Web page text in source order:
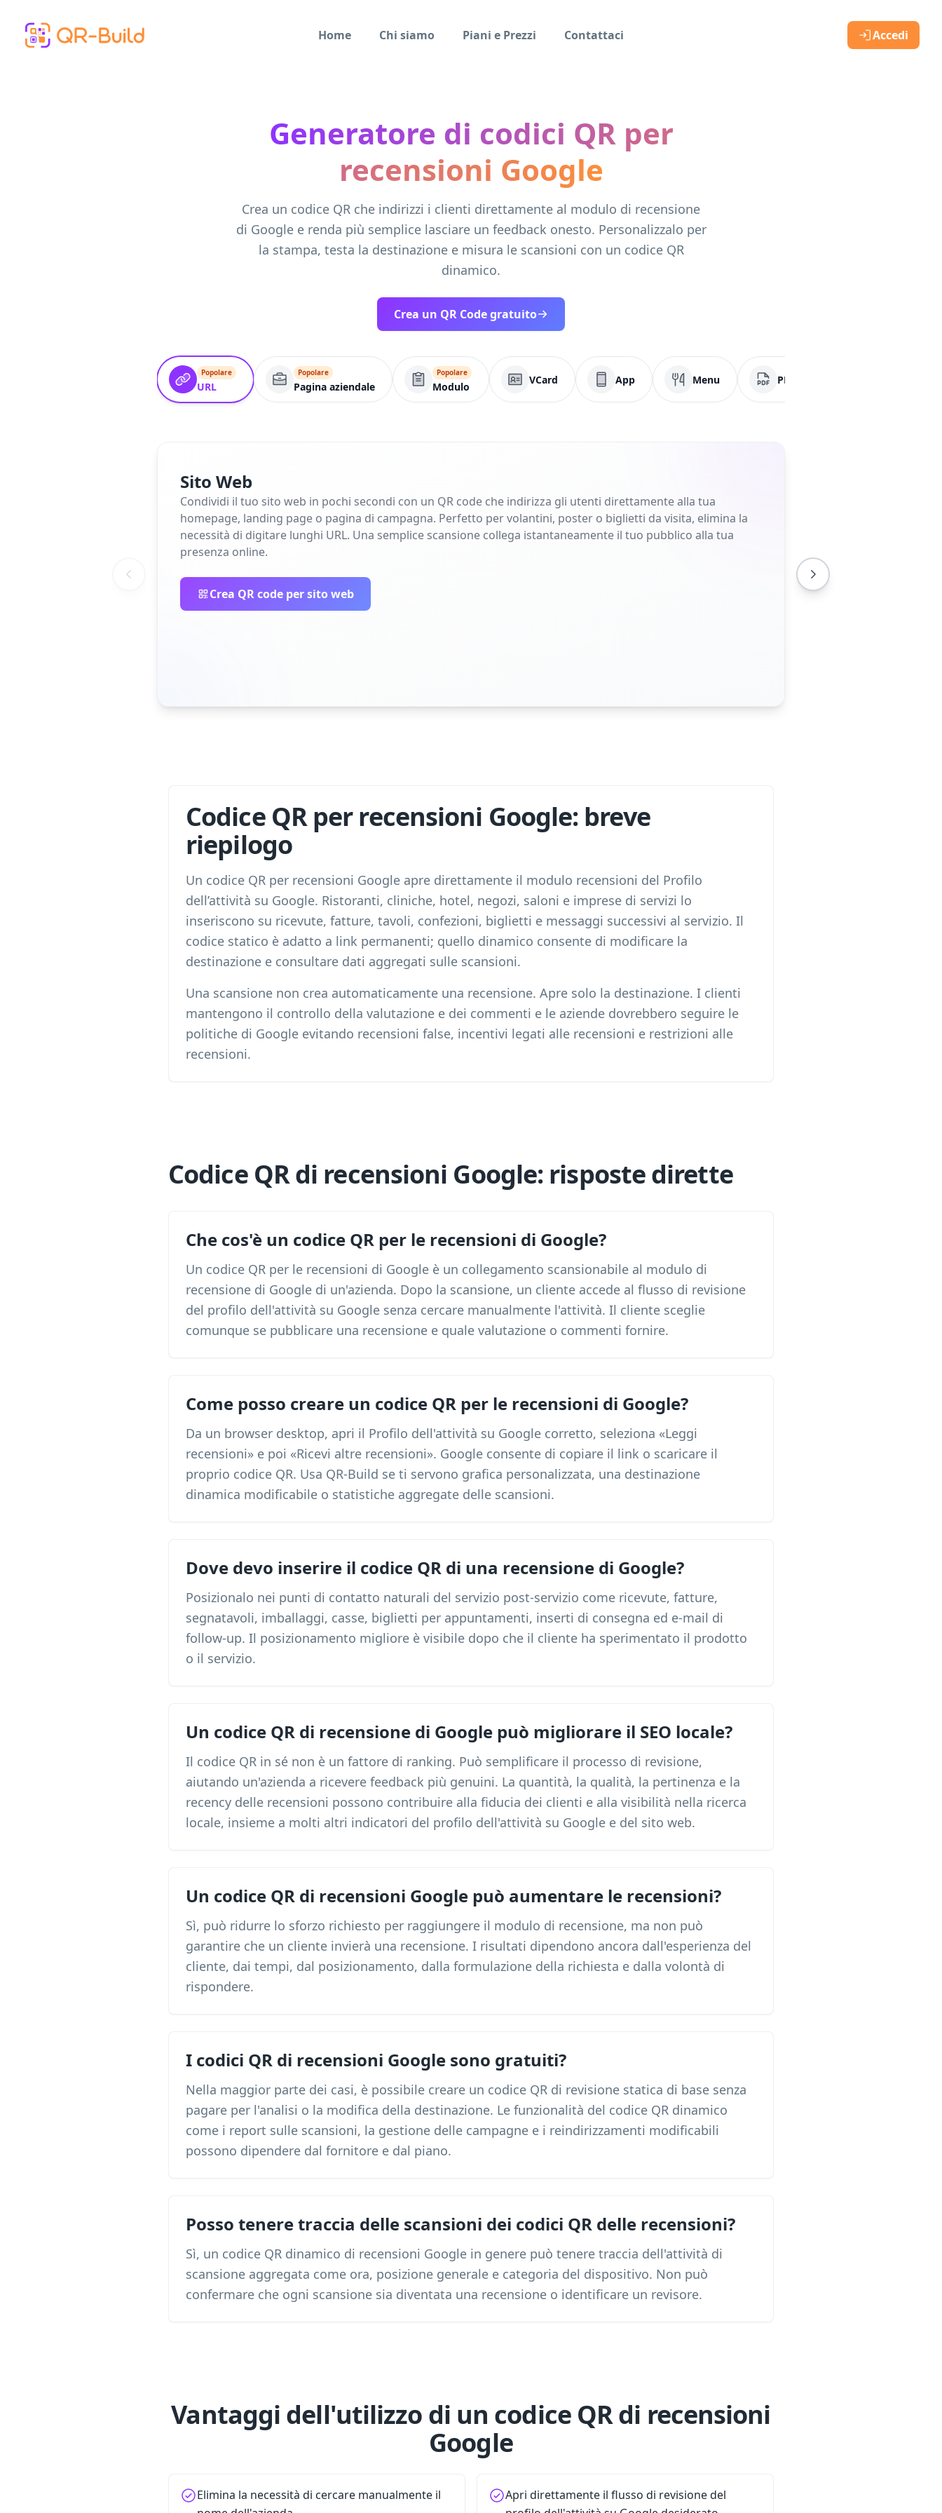
Home
Chi siamo Piani e Prezzi Contattaci Accedi
Generatore di codici QR per
recensioni Google
Crea un codice QR che indirizzi i clienti direttamente al modulo di recensione
di Google e renda più semplice lasciare un feedback onesto. Personalizzalo per
la stampa, testa la destinazione e misura le scansioni con un codice QR
dinamico.
Crea un QR Code gratuito
Popolare
URL
Popolare
Pagina aziendale
Popolare
Modulo
VCard App Menu PDF
Sito Web
Condividi il tuo sito web in pochi secondi con un QR code che indirizza gli utenti direttamente alla tua
homepage, landing page o pagina di campagna. Perfetto per volantini, poster o biglietti da visita, elimina la
necessità di digitare lunghi URL. Una semplice scansione collega istantaneamente il tuo pubblico alla tua
presenza online.
Crea QR code per sito web
Codice QR per recensioni Google: breve
riepilogo
Un codice QR per recensioni Google apre direttamente il modulo recensioni del Profilo
dell’attività su Google. Ristoranti, cliniche, hotel, negozi, saloni e imprese di servizi lo
inseriscono su ricevute, fatture, tavoli, confezioni, biglietti e messaggi successivi al servizio. Il
codice statico è adatto a link permanenti; quello dinamico consente di modificare la
destinazione e consultare dati aggregati sulle scansioni.
Una scansione non crea automaticamente una recensione. Apre solo la destinazione. I clienti
mantengono il controllo della valutazione e dei commenti e le aziende dovrebbero seguire le
politiche di Google evitando recensioni false, incentivi legati alle recensioni e restrizioni alle
recensioni.
Codice QR di recensioni Google: risposte dirette
Che cos'è un codice QR per le recensioni di Google?
Un codice QR per le recensioni di Google è un collegamento scansionabile al modulo di
recensione di Google di un'azienda. Dopo la scansione, un cliente accede al flusso di revisione
del profilo dell'attività su Google senza cercare manualmente l'attività. Il cliente sceglie
comunque se pubblicare una recensione e quale valutazione o commenti fornire.
Come posso creare un codice QR per le recensioni di Google?
Da un browser desktop, apri il Profilo dell'attività su Google corretto, seleziona «Leggi
recensioni» e poi «Ricevi altre recensioni». Google consente di copiare il link o scaricare il
proprio codice QR. Usa QR-Build se ti servono grafica personalizzata, una destinazione
dinamica modificabile o statistiche aggregate delle scansioni.
Dove devo inserire il codice QR di una recensione di Google?
Posizionalo nei punti di contatto naturali del servizio post-servizio come ricevute, fatture,
segnatavoli, imballaggi, casse, biglietti per appuntamenti, inserti di consegna ed e-mail di
follow-up. Il posizionamento migliore è visibile dopo che il cliente ha sperimentato il prodotto
o il servizio.
Un codice QR di recensione di Google può migliorare il SEO locale?
Il codice QR in sé non è un fattore di ranking. Può semplificare il processo di revisione,
aiutando un'azienda a ricevere feedback più genuini. La quantità, la qualità, la pertinenza e la
recency delle recensioni possono contribuire alla fiducia dei clienti e alla visibilità nella ricerca
locale, insieme a molti altri indicatori del profilo dell'attività su Google e del sito web.
Un codice QR di recensioni Google può aumentare le recensioni?
Sì, può ridurre lo sforzo richiesto per raggiungere il modulo di recensione, ma non può
garantire che un cliente invierà una recensione. I risultati dipendono ancora dall'esperienza del
cliente, dai tempi, dal posizionamento, dalla formulazione della richiesta e dalla volontà di
rispondere.
I codici QR di recensioni Google sono gratuiti?
Nella maggior parte dei casi, è possibile creare un codice QR di revisione statica di base senza
pagare per l'analisi o la modifica della destinazione. Le funzionalità del codice QR dinamico
come i report sulle scansioni, la gestione delle campagne e i reindirizzamenti modificabili
possono dipendere dal fornitore e dal piano.
Posso tenere traccia delle scansioni dei codici QR delle recensioni?
Sì, un codice QR dinamico di recensioni Google in genere può tenere traccia dell'attività di
scansione aggregata come ora, posizione generale e categoria del dispositivo. Non può
confermare che ogni scansione sia diventata una recensione o identificare un revisore.
Vantaggi dell'utilizzo di un codice QR di recensioni
Google
Elimina la necessità di cercare manualmente il
Apri direttamente il flusso di revisione del